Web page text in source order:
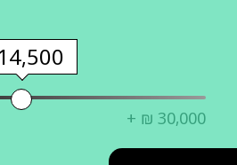
+ ₪ 30,000